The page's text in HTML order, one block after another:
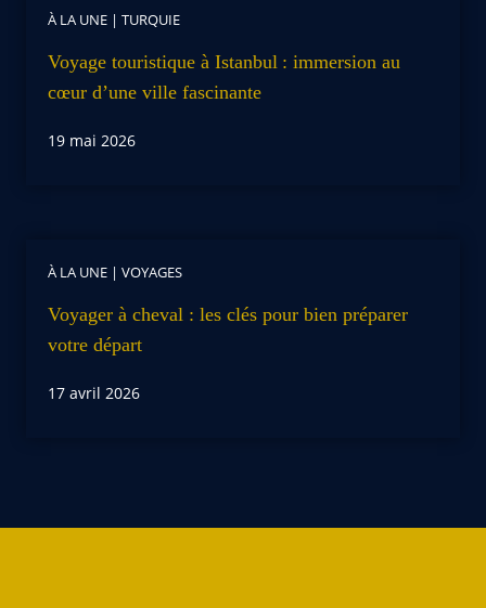
À LA UNE | TURQUIE
Voyage touristique à Istanbul : immersion au
cœur d’une ville fascinante
19 mai 2026
À LA UNE | VOYAGES
Voyager à cheval : les clés pour bien préparer
votre départ
17 avril 2026